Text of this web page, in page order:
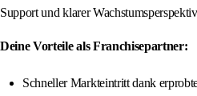
Support und klarer
Deine Vorteile als Franchisepartner:
Schneller Markteintritt dank